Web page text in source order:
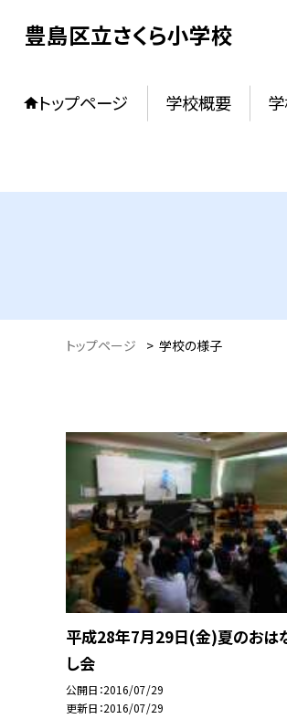
豊島区立さくら小学校
トップページ 学校概要
トップページ > 学校の様子
平成28年7月29日(金)夏のおは
し会
公開日 2016/07/29
更新日 2016/07/29